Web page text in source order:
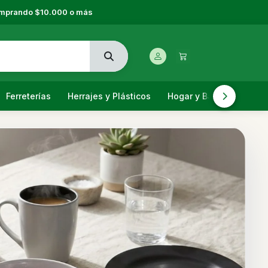
$10.000 o más
Ferreterías Herrajes y Plásticos Hogar y Bazar